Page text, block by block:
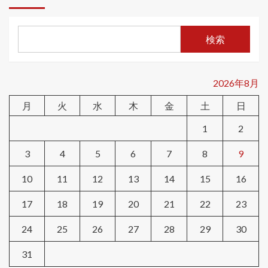
検索
2026年8月
月
火 水 木 金 土
日
1
2
3 4 5 6 7 8 9
10 11 12 13 14 15 16
17 18 19 20 21 22 23
24 25 26 27 28 29 30
31